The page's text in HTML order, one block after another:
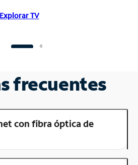
Explorar TV
frecuentes
con fibra óptica de